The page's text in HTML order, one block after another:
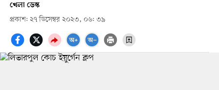
খেলা ডেস্ক
প্রকাশ: ২৭ ডিসেম্বর ২০২৩, ০৬: ৩৯